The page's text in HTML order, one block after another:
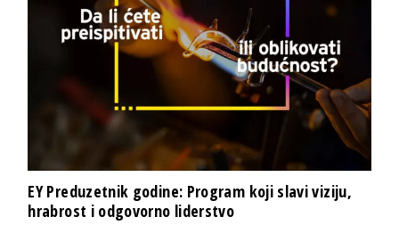
EY Preduzetnik godine: Program koji slavi viziju,
hrabrost i odgovorno liderstvo